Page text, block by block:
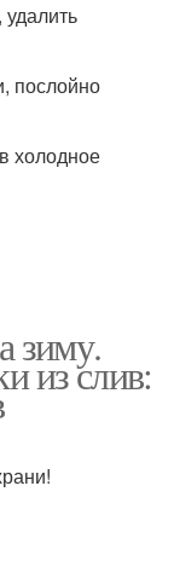
послойно
холодное
зиму.
из слив: